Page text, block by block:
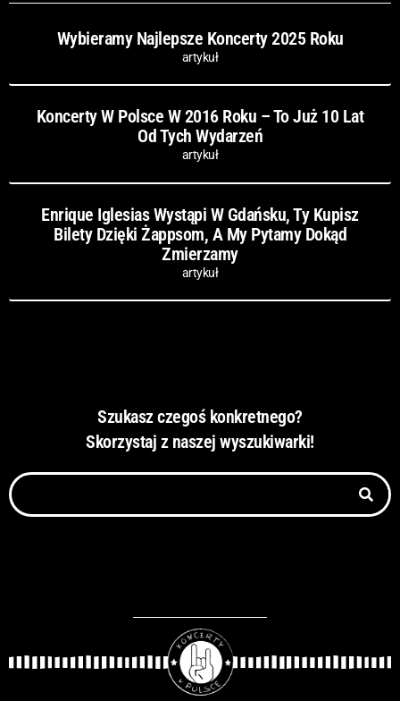
Wybieramy Najlepsze Koncerty 2025 Roku
artykuł
Koncerty W Polsce W 2016 Roku – To Już 10 Lat
Od Tych Wydarzeń
artykuł
Enrique Iglesias Wystąpi W Gdańsku, Ty Kupisz
Bilety Dzięki Żappsom, A My Pytamy Dokąd
Zmierzamy
artykuł
Szukasz czegoś konkretnego?
Skorzystaj z naszej wyszukiwarki!
Szukaj